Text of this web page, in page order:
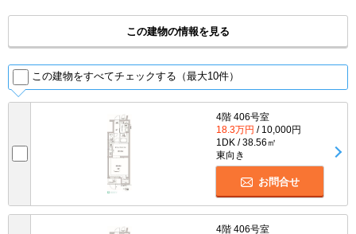
この建物の情報を見る
この建物をすべてチェックする（最大10件）
4階 406号室
18.3万円 / 10,000円
1DK / 38.56㎡
東向き
お問合せ
4階 406号室